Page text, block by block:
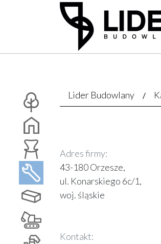
Lider Budowlany
Adres firmy:
43-180 Orzesze,
ul. Konarskiego 6c/1,
woj. śląskie
Kontakt: